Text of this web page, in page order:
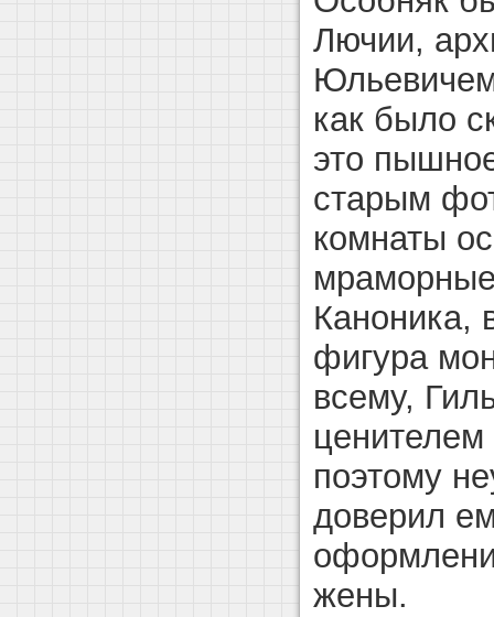
Лючии,
как было
это
старым
комнаты
Каноника,
фигура
всему,
ценителем
поэтому
доверил
жены.